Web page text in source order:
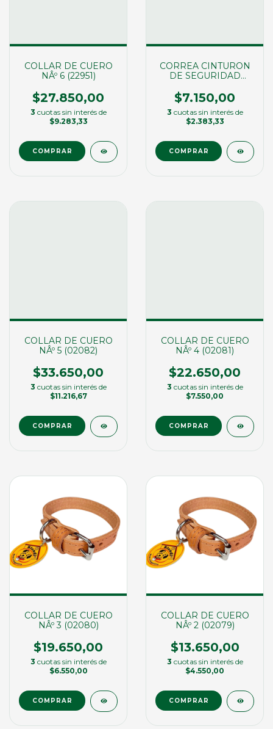
COLLAR DE CUERO
NÂº 6 (22951)
$27.850,00
3 cuotas sin interés de
$9.283,33
CORREA CINTURON
DE SEGURIDAD
$7.150,00
3 cuotas sin interés de
$2.383,33
COLLAR DE CUERO
NÂº 5 (02082)
$33.650,00
3 cuotas sin interés de
$11.216,67
COLLAR DE CUERO
NÂº 4 (02081)
$22.650,00
3 cuotas sin interés de
$7.550,00
COLLAR DE CUERO
NÂº 3 (02080)
$19.650,00
3 cuotas sin interés de
$6.550,00
COLLAR DE CUERO
NÂº 2 (02079)
$13.650,00
3 cuotas sin interés de
$4.550,00